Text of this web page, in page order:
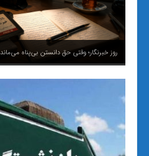
روز خبرنگار؛ وقتی حق دانستن بی‌پناه می‌ماند